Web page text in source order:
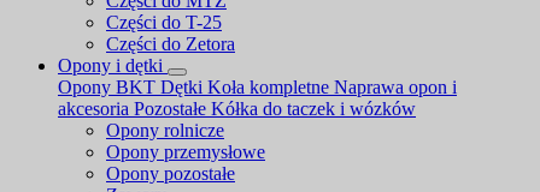
Części do T-25
Części do Zetora
Opony i dętki
Opony BKT Dętki Koła kompletne Naprawa opon i
akcesoria Pozostałe Kółka do taczek i wózków
Opony rolnicze
Opony przemysłowe
Opony pozostałe